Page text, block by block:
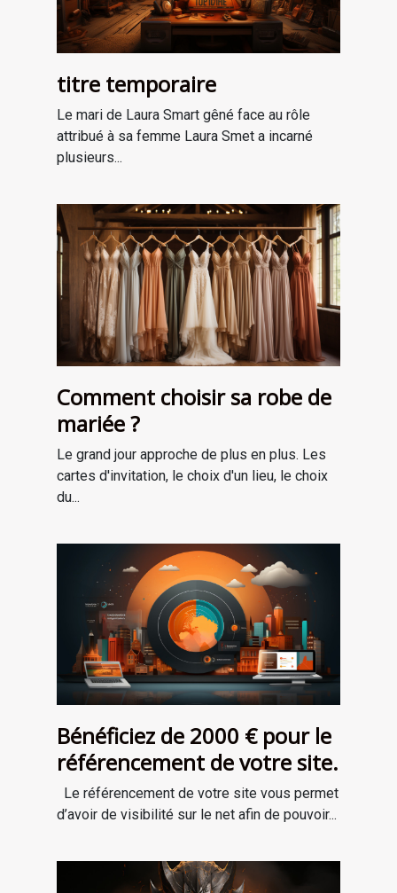
titre temporaire
Le mari de Laura Smart gêné face au rôle
attribué à sa femme Laura Smet a incarné
plusieurs...
Comment choisir sa robe de
mariée ?
Le grand jour approche de plus en plus. Les
cartes d'invitation, le choix d'un lieu, le choix
du...
Bénéficiez de 2000 € pour le
référencement de votre site.
Le référencement de votre site vous permet
d’avoir de visibilité sur le net afin de pouvoir...